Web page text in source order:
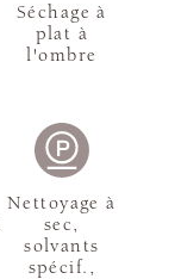
Séchage à
plat à
l'ombre
Nettoyage à
sec,
solvants
spécif.,